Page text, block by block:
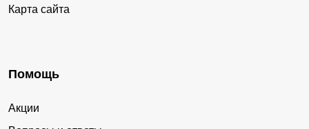
Карта сайта
Помощь
Акции